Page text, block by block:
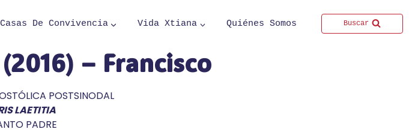
Casas De Convivencia Vida Xtiana Quiénes Somos Buscar
– Francisco
POSTSINODAL
LAETITIA
PADRE